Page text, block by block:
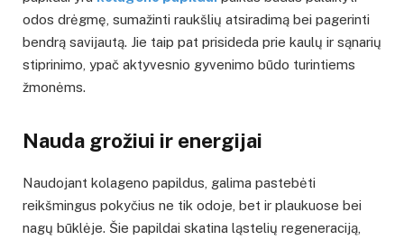
odos drėgmę, sumažinti raukšlių atsiradimą bei pagerinti
bendrą savijautą. Jie taip pat prisideda prie kaulų ir sąnarių
stiprinimo, ypač aktyvesnio gyvenimo būdo turintiems
žmonėms.
Nauda grožiui ir energijai
Naudojant kolageno papildus, galima pastebėti
reikšmingus pokyčius ne tik odoje, bet ir plaukuose bei
nagų būklėje. Šie papildai skatina ląstelių regeneraciją,